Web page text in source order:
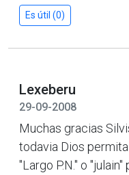
Es útil (0)
Lexeberu
29-09-2008
Muchas gracias
todavia Dios
"Largo P.N." o